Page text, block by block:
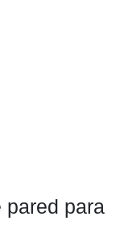
pared para